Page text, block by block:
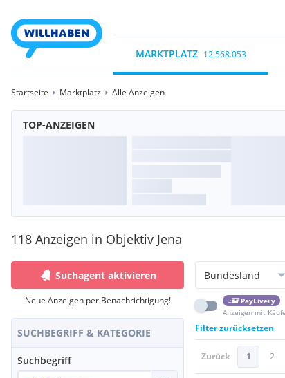
MARKTPLATZ 12.568.053
Startseite Marktplatz Alle Anzeigen
TOP-ANZEIGEN
118 Anzeigen in Objektiv Jena
Suchagent aktivieren
Neue Anzeigen per Benachrichtigung!
SUCHBEGRIFF & KATEGORIE
Suchbegriff
Bundesland
PayLivery
Anzeigen mit
Filter zurücksetzen
Zurück 1 2